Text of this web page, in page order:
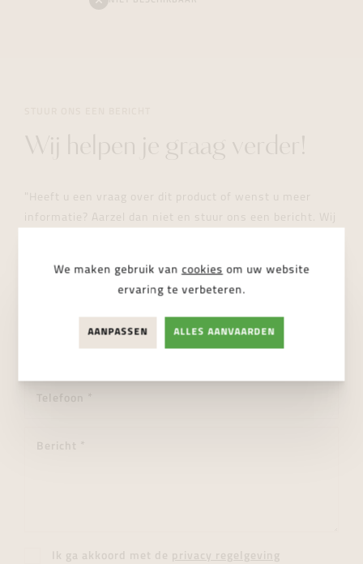
Wij helpen je graag verder!
"Heeft u een vraag over dit product of wenst u meer
informatie? Aarzel dan niet en stuur ons een bericht. Wij
Ik ga akkoord met de privacy regelgeving
We maken gebruik van cookies om uw website
ervaring te verbeteren.
AANPASSEN ALLES AANVAARDEN